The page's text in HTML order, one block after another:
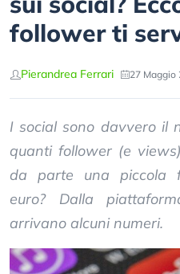
follower ti
Pierandrea Ferrari 27 Maggio
I social sono davvero il
quanti follower (e
da parte una piccola
euro? Dalla
arrivano alcuni numeri.